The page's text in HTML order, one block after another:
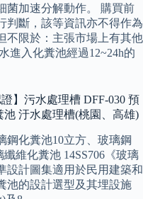
菌加速分解動作。 購買前
判斷，該等資訊亦不得作為
不限於：主張市場上有其他
進入化糞池經過12~24h的
】污水處理槽 DFF-030 預
池 汙水處理槽(桃園、高雄)
鋼化糞池10立方、玻璃鋼
維化糞池 14SS706《玻璃
設計圖集適用於民用建築和
池的設計選型及其埋設施